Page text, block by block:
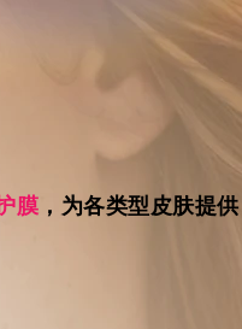
膜 ，为各类型皮肤提供